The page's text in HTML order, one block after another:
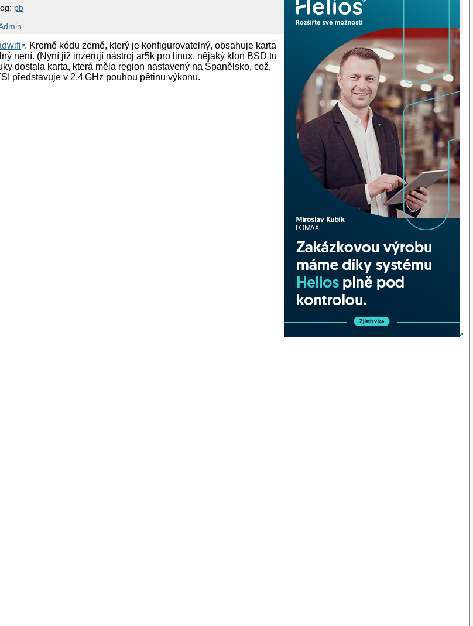
pb
. Kromě kódu země, který je konfigurovatelný, obsahuje karta
není. (Nyní již inzerují nástroj ar5k pro linux, nějaký klon BSD tu
dostala karta, která měla region nastavený na Španělsko, což,
představuje v 2,4 GHz pouhou pětinu výkonu.